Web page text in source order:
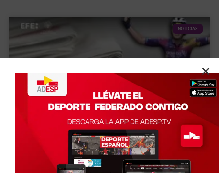
NOTICIAS
Agencia EFE y la UCM agotan las
últimas plazas de un curso pionero
sobre periodismo, deporte y mujeres